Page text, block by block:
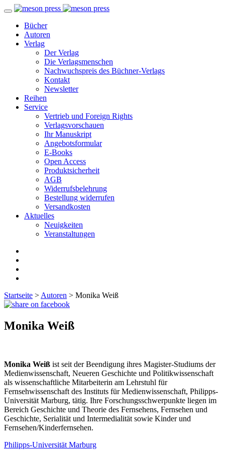
Bücher
Autoren
Verlag
Der Verlag
Die Verlagsmenschen
Nachwuchspreis des Büchner-Verlags
Kontakt
Newsletter
Reihen
Service
Vertrieb und Foreign Rights
Verlagsvorschauen
Ihr Manuskript
Angebotsformular
E-Books
Open Access
Produktsicherheit
AGB
Widerrufsbelehrung
Bestellung widerrufen
Versandkosten
Aktuelles
Neuigkeiten
Veranstaltungen
Startseite > Autoren > Monika Weiß
Monika Weiß
Monika Weiß ist seit der Beendigung ihres Magister-Studiums der
Medienwissenschaft, Neueren Geschichte und Politikwissenschaft
als wissenschaftliche Mitarbeiterin am Lehrstuhl für
Fernsehwissenschaft des Instituts für Medienwissenschaft, Philipps-
Universität Marburg, tätig. Ihre Forschungsschwerpunkte liegen im
Bereich Geschichte und Theorie des Fernsehens, Fernsehen und
Geschichte, Serialität und Intermedialität sowie Kinder und
Fernsehen/Kinderfernsehen.
Philipps-Universität Marburg